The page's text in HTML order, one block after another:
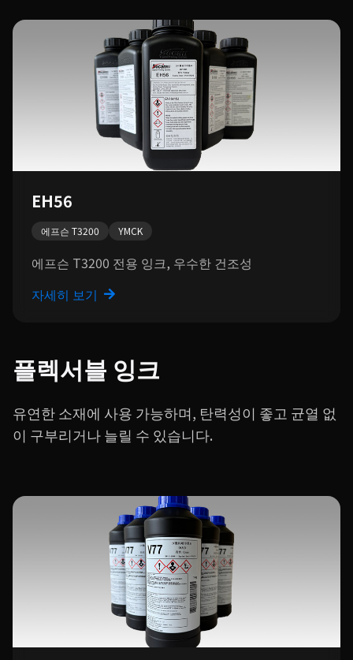
EH56
에프슨 T3200 YMCK
에프슨 T3200 전용 잉크, 우수한 건조성
자세히 보기
플렉서블 잉크
유연한 소재에 사용 가능하며, 탄력성이 좋고 균열 없
이 구부리거나 늘릴 수 있습니다.